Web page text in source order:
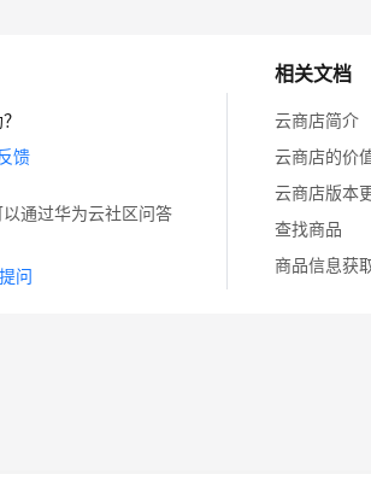
相关文档
云商店简介
云商店的价
云商店版本
查找商品
商品信息获
馈
通过华为云社区问答
问